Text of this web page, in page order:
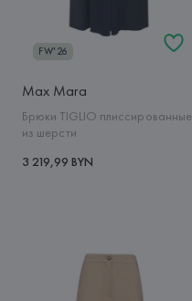
FW'26
Max Mara
Брюки TIGLIO плиссированные
из шерсти
3 219,99 BYN